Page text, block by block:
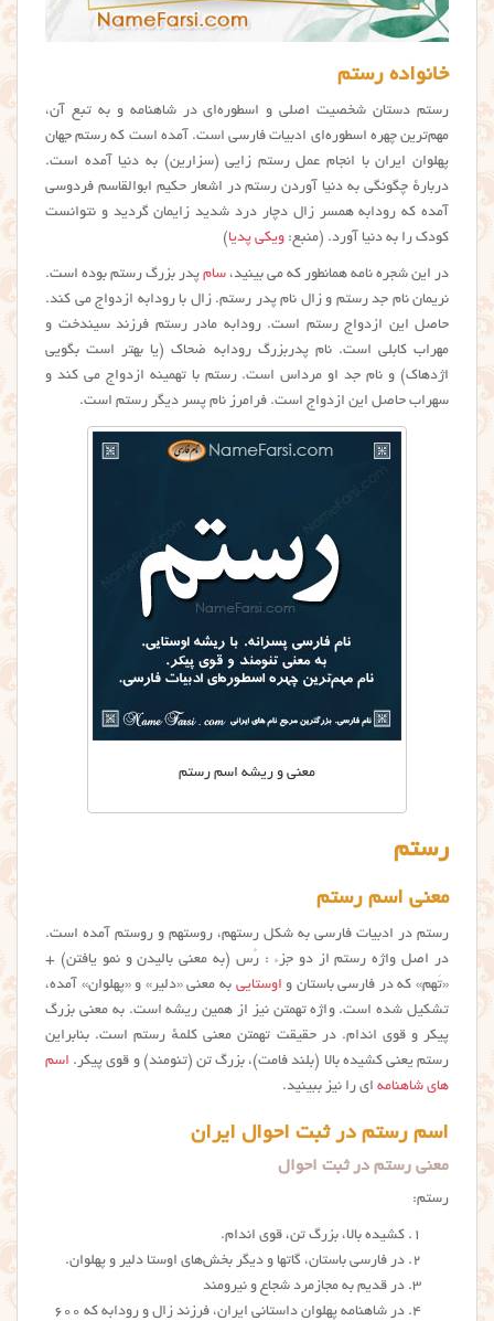
خانواده رستم
رستم دستان شخصیت اصلی و اسطوره‌ای در شاهنامه و به تبع آن،
مهم‌ترین چهره اسطوره‌ای ادبیات فارسی است. آمده است که رستم جهان
پهلوان ایران با انجام عمل رستم زایی (سزارین) به دنیا آمده است.
دربارهٔ چگونگی به دنیا آوردن رستم در اشعار حکیم ابوالقاسم فردوسی
آمده که رودابه همسر زال دچار درد شدید زایمان گردید و نتوانست
کودک را به دنیا آورد. (منبع: ویکی پدیا)
در این شجره نامه همانطور که می بینید، سام پدر بزرگ رستم بوده است.
نریمان نام جد رستم و زال نام پدر رستم. زال با رودابه ازدواج می کند.
حاصل این ازدواج رستم است. رودابه مادر رستم فرزند سیندخت و
مهراب کابلی است. نام پدربزرگ رودابه ضحاک (یا بهتر است بگویی
اژدهاک) و نام جد او مرداس است. رستم با تهمینه ازدواج می کند و
سهراب حاصل این ازدواج است. فرامرز نام پسر دیگر رستم است.
معنی و ریشه اسم رستم
رستم
معنی اسم رستم
رستم در ادبیات فارسی به شکل رستهم، روستهم و روستم آمده است.
در اصل واژه رستم از دو جزء : رُس (به معنی بالیدن و نمو یافتن) +
«تَهم» که در فارسی باستان و اوستایی به معنی «دلیر» و «پهلوان» آمده،
تشکیل شده است. واژه تهمتن نیز از همین ریشه است. به معنی بزرگ
پیکر و قوی اندام. در حقیقت تهمتن معنی کلمهٔ رستم است. بنابراین
رستم یعنی کشیده بالا (بلند فامت)، بزرگ تن (تنومند) و قوی پیکر. اسم
های شاهنامه ای را نیز ببینید.
اسم رستم در ثبت احوال ایران
معنی رستم در ثبت احوال
رستم:
کشیده بالا، بزرگ تن، قوی اندام.
در فارسی باستان، گاتها و دیگر بخش‌های اوستا دلیر و پهلوان.
در قدیم به مجازمرد شجاع و نیرومند
در شاهنامه پهلوان داستانی ایران، فرزند زال و رودابه که ۶۰۰